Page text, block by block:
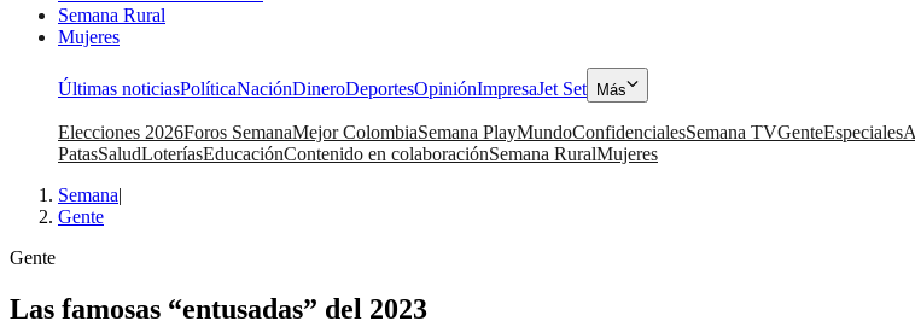
Semana Rural
Mujeres
Últimas noticiasPolíticaNaciónDineroDeportesOpiniónImpresaJet Set Más
Elecciones 2026Foros SemanaMejor ColombiaSemana PlayMundoConfidencialesSemana TVGenteEspeciales
PatasSaludLoteríasEducaciónContenido en colaboraciónSemana RuralMujeres
Semana|
Gente
Gente
Las famosas “entusadas” del 2023